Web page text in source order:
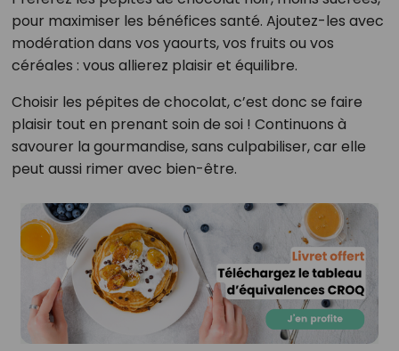
pour maximiser les bénéfices santé. Ajoutez-les avec
modération dans vos yaourts, vos fruits ou vos
céréales : vous allierez plaisir et équilibre.
Choisir les pépites de chocolat, c’est donc se faire
plaisir tout en prenant soin de soi ! Continuons à
savourer la gourmandise, sans culpabiliser, car elle
peut aussi rimer avec bien-être.